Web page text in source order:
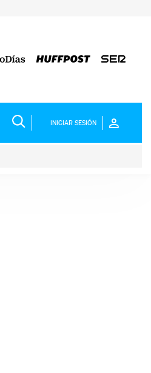
INICIAR SESIÓN